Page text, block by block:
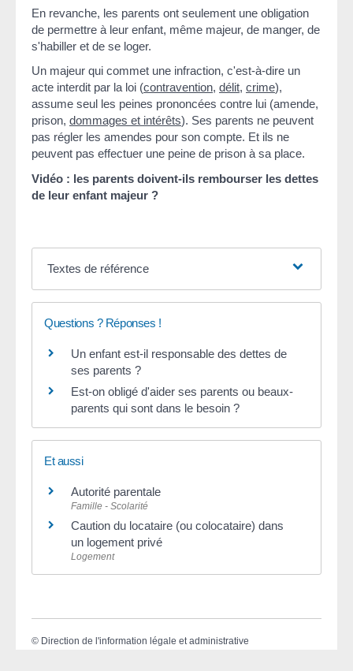
En revanche, les parents ont seulement une obligation
de permettre à leur enfant, même majeur, de manger, de
s'habiller et de se loger.
Un majeur qui commet une infraction, c'est-à-dire un
acte interdit par la loi (contravention, délit, crime),
assume seul les peines prononcées contre lui (amende,
prison, dommages et intérêts). Ses parents ne peuvent
pas régler les amendes pour son compte. Et ils ne
peuvent pas effectuer une peine de prison à sa place.
Vidéo : les parents doivent-ils rembourser les dettes
de leur enfant majeur ?
Textes de référence
Questions ? Réponses !
Un enfant est-il responsable des dettes de
ses parents ?
Est-on obligé d'aider ses parents ou beaux-
parents qui sont dans le besoin ?
Et aussi
Autorité parentale
Famille - Scolarité
Caution du locataire (ou colocataire) dans
un logement privé
Logement
© Direction de l'information légale et administrative